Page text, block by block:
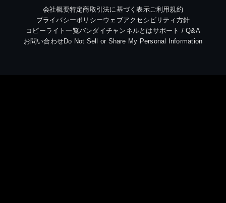
会社概要特定商取引法に基づく表示ご利用規約
プライバシーポリシーウェブアクセシビリティ方針
コピーライト一覧バンダイチャンネルとはサポート / Q&A
お問い合わせDo Not Sell or Share My Personal Information